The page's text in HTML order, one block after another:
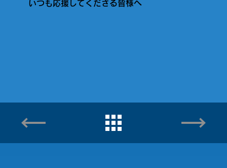
いつも応援してくださる皆様へ